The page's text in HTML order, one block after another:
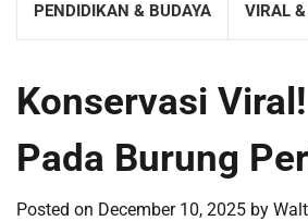
PENDIDIKAN & BUDAYA VIRAL &
Konservasi
Pada Burung
Posted on December 10, 2025 by